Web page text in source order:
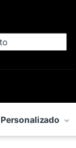
Personalizado